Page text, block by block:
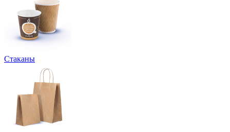
Стаканы